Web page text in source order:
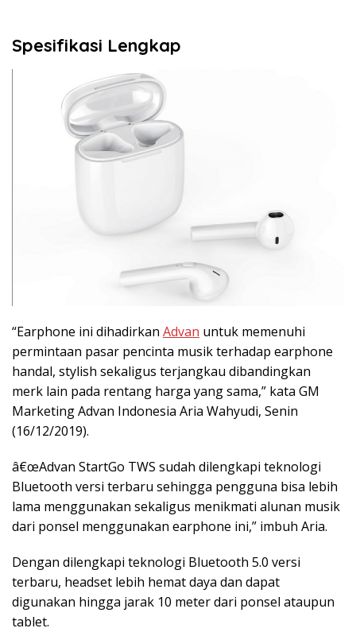
Spesifikasi Lengkap
“Earphone ini dihadirkan Advan untuk memenuhi
permintaan pasar pencinta musik terhadap earphone
handal, stylish sekaligus terjangkau dibandingkan
merk lain pada rentang harga yang sama,” kata GM
Marketing Advan Indonesia Aria Wahyudi, Senin
(16/12/2019).
â€œAdvan StartGo TWS sudah dilengkapi teknologi
Bluetooth versi terbaru sehingga pengguna bisa lebih
lama menggunakan sekaligus menikmati alunan musik
dari ponsel menggunakan earphone ini,” imbuh Aria.
Dengan dilengkapi teknologi Bluetooth 5.0 versi
terbaru, headset lebih hemat daya dan dapat
digunakan hingga jarak 10 meter dari ponsel ataupun
tablet.